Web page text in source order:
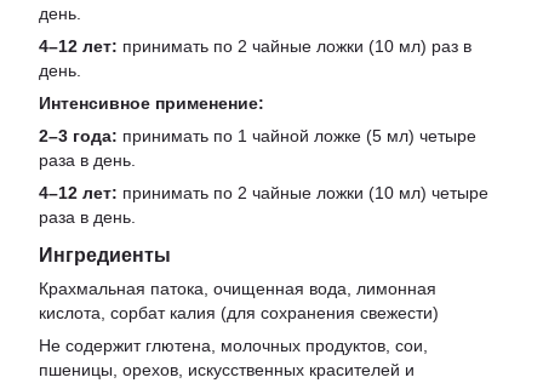
день.
4–12 лет: принимать по 2 чайные ложки (10 мл) раз в
день.
Интенсивное применение:
2–3 года: принимать по 1 чайной ложке (5 мл) четыре
раза в день.
4–12 лет: принимать по 2 чайные ложки (10 мл) четыре
раза в день.
Ингредиенты
Крахмальная патока, очищенная вода, лимонная
кислота, сорбат калия (для сохранения свежести)
Не содержит глютена, молочных продуктов, сои,
пшеницы, орехов, искусственных красителей и